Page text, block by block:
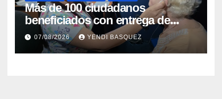
Más de 100 ciudadanos
beneficiados con entrega de
prótesis auditivas en el Centro de
Rehabilitación J.J. Arvelo
07/08/2026 YENDI BASQUEZ